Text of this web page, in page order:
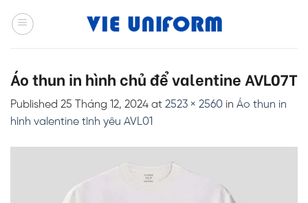
Áo thun in hình chủ để valentine AVL07T
Published 25 Tháng 12, 2024 at 2523 × 2560 in Áo thun in
hình valentine tình yêu AVL01